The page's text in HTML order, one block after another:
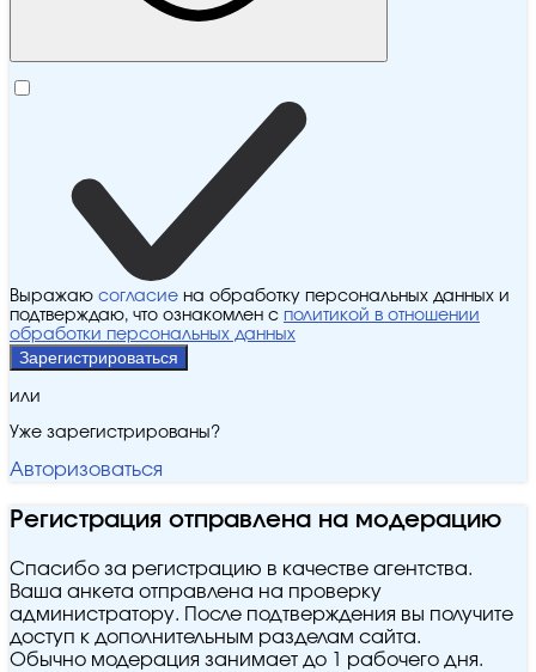
Выражаю согласие на обработку персональных данных и
подтверждаю, что ознакомлен с политикой в отношении
обработки персональных данных
Зарегистрироваться
или
Уже зарегистрированы?
Авторизоваться
Регистрация отправлена на модерацию
Спасибо за регистрацию в качестве агентства.
Ваша анкета отправлена на проверку
администратору. После подтверждения вы получите
доступ к дополнительным разделам сайта.
Обычно модерация занимает до 1 рабочего дня.